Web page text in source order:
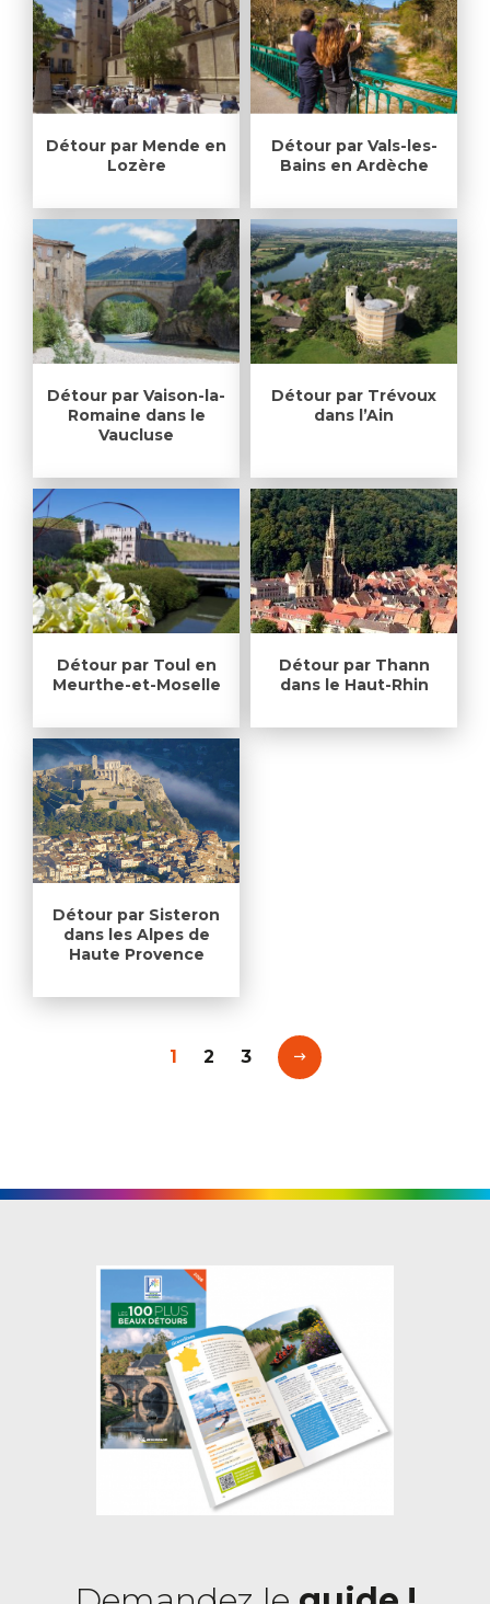
Détour par Mende en
Lozère
Détour par Vals-les-
Bains en Ardèche
Détour par Vaison-la-
Romaine dans le
Vaucluse
Détour par Trévoux
dans l’Ain
Détour par Toul en
Meurthe-et-Moselle
Détour par Thann
dans le Haut-Rhin
Détour par Sisteron
dans les Alpes de
Haute Provence
1 2 3